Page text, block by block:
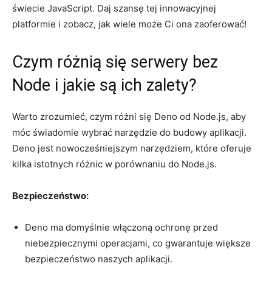
świecie JavaScript. Daj szansę tej innowacyjnej
platformie i zobacz,​ jak wiele może Ci ona zaoferować!
Czym różnią się serwery bez
Node i jakie⁤ są ich zalety?
Warto​ zrozumieć, czym różni się Deno​ od Node.js, aby
móc⁤ świadomie ⁢wybrać narzędzie do budowy⁤ aplikacji.
Deno jest nowocześniejszym ⁢narzędziem,​ które oferuje‌
kilka istotnych różnic w porównaniu ​do Node.js.
Bezpieczeństwo:
Deno ma domyślnie włączoną ochronę przed
niebezpiecznymi operacjami, co⁤ gwarantuje większe
bezpieczeństwo ⁣naszych aplikacji.